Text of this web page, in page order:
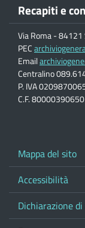
Recapiti e
Via Roma - 84121
PEC
Email
Centralino
P. IVA
C.F. 80000390650
Mappa del sito
Accessibilità
Dichiarazione